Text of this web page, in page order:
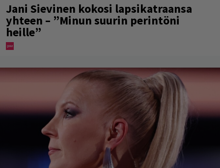
Jani Sievinen kokosi lapsikatraansa
yhteen – ”Minun suurin perintöni
heille”